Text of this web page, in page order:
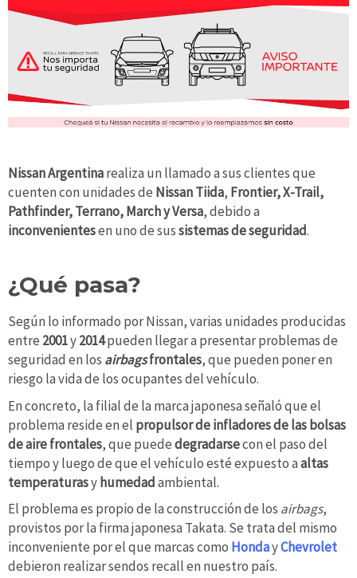
Nissan Argentinarealiza un llamado a sus clientes que
cuenten con unidades de Nissan Tiida, Frontier, X-Trail,
Pathfinder, Terrano, March y Versa, debido a
inconvenientesen uno de sussistemas de seguridad.
¿Qué pasa?
Según lo informado por Nissan, varias unidades producidas
entre 2001y2014pueden llegar a presentar problemas de
seguridad en los airbagsfrontales, que pueden poner en
riesgo la vida de los ocupantes del vehículo.
En concreto, la filial de la marca japonesa señaló que el
problema reside en el propulsor de infladores de las bolsas
de aire frontales, que puededegradarsecon el paso del
tiempo y luego de que el vehículo esté expuesto aaltas
temperaturasyhumedadambiental.
El problema es propio de la construcción de los airbags,
provistos por la firma japonesa Takata. Se trata del mismo
inconveniente por el que marcas como HondayChevrolet
debieron realizar sendos recall en nuestro país.